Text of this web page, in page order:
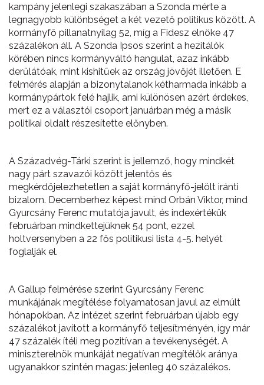
kampány jelenlegi szakaszában a Szonda mérte a
legnagyobb különbséget a két vezető politikus között. A
kormányfő pillanatnyilag 52, míg a Fidesz elnöke 47
százalékon áll. A Szonda Ipsos szerint a hezitálók
körében nincs kormányváltó hangulat, azaz inkább
derűlátóak, mint kishitűek az ország jövőjét illetően. E
felmérés alapján a bizonytalanok kétharmada inkább a
kormánypártok felé hajlik, ami különösen azért érdekes,
mert ez a választói csoport januárban még a másik
politikai oldalt részesítette előnyben.
A Századvég-Tárki szerint is jellemző, hogy mindkét
nagy párt szavazói között jelentős és
megkérdőjelezhetetlen a saját kormányfő-jelölt iránti
bizalom. Decemberhez képest mind Orbán Viktor, mind
Gyurcsány Ferenc mutatója javult, és indexértékük
februárban mindkettejüknek 54 pont, ezzel
holtversenyben a 22 fős politikusi lista 4-5. helyét
foglalják el.
A Gallup felmérése szerint Gyurcsány Ferenc
munkájának megítélése folyamatosan javul az elmúlt
hónapokban. Az intézet szerint februárban újabb egy
százalékot javított a kormányfő teljesítményén, így már
47 százalék ítéli meg pozitívan a tevékenységét. A
miniszterelnök munkáját negatívan megítélők aránya
ugyanakkor szintén magas: jelenleg 40 százalékos.